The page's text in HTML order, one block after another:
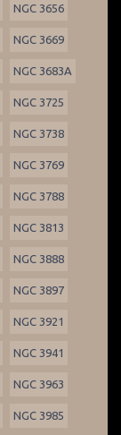
NGC 3656
NGC 3669
NGC 3683A
NGC 3725
NGC 3738
NGC 3769
NGC 3788
NGC 3813
NGC 3888
NGC 3897
NGC 3921
NGC 3941
NGC 3963
NGC 3985